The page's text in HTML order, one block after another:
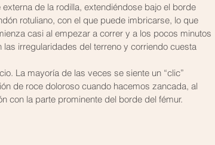
de la rodilla, extendiéndose bajo el borde
rotuliano, con el que puede imbricarse, lo que
casi al empezar a correr y a los pocos minutos
irregularidades del terreno y corriendo cuesta
La mayoría de las veces se siente un “clic”
de roce doloroso cuando hacemos zancada, al
con la parte prominente del borde del fémur.